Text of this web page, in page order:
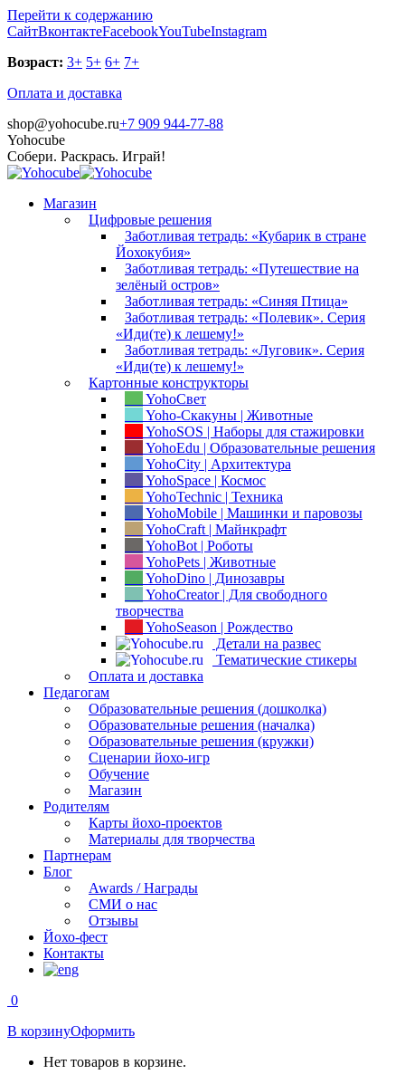
Перейти к содержанию
СайтВконтактеFacebookYouTubeInstagram
Возраст: 3+ 5+ 6+ 7+
Оплата и доставка
shop@yohocube.ru+7 909 944-77-88
Yohocube
Собери. Раскрась. Играй!
Магазин
Цифровые решения
Заботливая тетрадь: «Кубарик в стране
Йохокубия»
Заботливая тетрадь: «Путешествие на
зелёный остров»
Заботливая тетрадь: «Синяя Птица»
Заботливая тетрадь: «Полевик». Серия
«Иди(те) к лешему!»
Заботливая тетрадь: «Луговик». Серия
«Иди(те) к лешему!»
Картонные конструкторы
YohoСвет
Yoho-Скакуны | Животные
YohoSOS | Наборы для стажировки
YohoEdu | Образовательные решения
YohoCity | Архитектура
YohoSpace | Космос
YohoTechnic | Техника
YohoMobile | Машинки и паровозы
YohoCraft | Майнкрафт
YohoBot | Роботы
YohoPets | Животные
YohoDino | Динозавры
YohoCreator | Для свободного
творчества
YohoSeason | Рождество
Детали на развес
Тематические стикеры
Оплата и доставка
Педагогам
Образовательные решения (дошколка)
Образовательные решения (началка)
Образовательные решения (кружки)
Сценарии йохо-игр
Обучение
Магазин
Родителям
Карты йохо-проектов
Материалы для творчества
Партнерам
Блог
Awards / Награды
СМИ о нас
Отзывы
Йохо-фест
Контакты
0
В корзинуОформить
Нет товаров в корзине.